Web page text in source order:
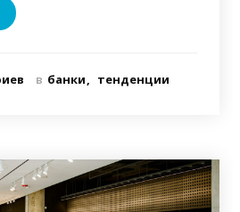
в банки тенденции